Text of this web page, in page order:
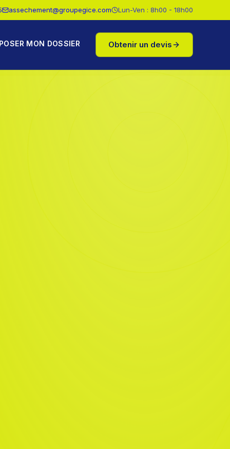
assechement@groupegice.com Lun-Ven : 8h00 - 18h00
MON DOSSIER Obtenir un devis